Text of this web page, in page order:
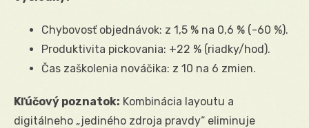
Chybovosť objednávok: z 1,5 % na 0,6 % (-60 %).
Produktivita pickovania: +22 % (riadky/hod).
Čas zaškolenia nováčika: z 10 na 6 zmien.
Kľúčový poznatok: Kombinácia layoutu a
digitálneho „jediného zdroja pravdy“ eliminuje